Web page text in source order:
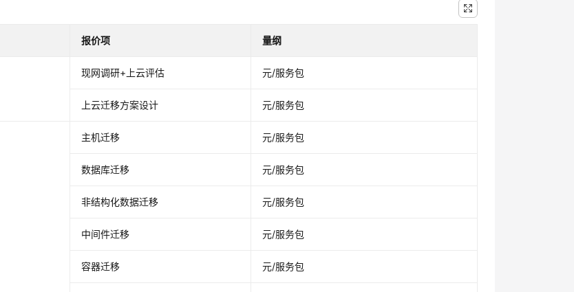
报价项 量纲
现网调研+上云评估 元/服务包
上云迁移方案设计 元/服务包
主机迁移 元/服务包
数据库迁移 元/服务包
非结构化数据迁移 元/服务包
中间件迁移 元/服务包
容器迁移 元/服务包